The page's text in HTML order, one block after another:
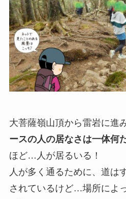
大菩薩嶺山頂から雷岩に進
ースの人の居なさは一体何
ほど…人が居るいる！
人が多く通るために、道は
されているけど…場所によ